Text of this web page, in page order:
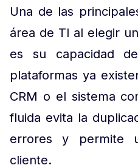
Una de las
área de TI al elegir
es su capacidad
plataformas ya
CRM o el sistema
fluida evita la
errores y permite
cliente.